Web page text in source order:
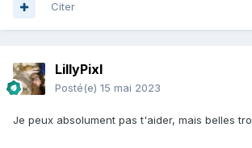
Citer
LillyPixl
Posté(e) 15 mai 2023
Je peux absolument pas t'aider, mais belles